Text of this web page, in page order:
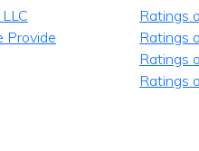
Provide
Ratings
Ratings
Ratings
Ratings